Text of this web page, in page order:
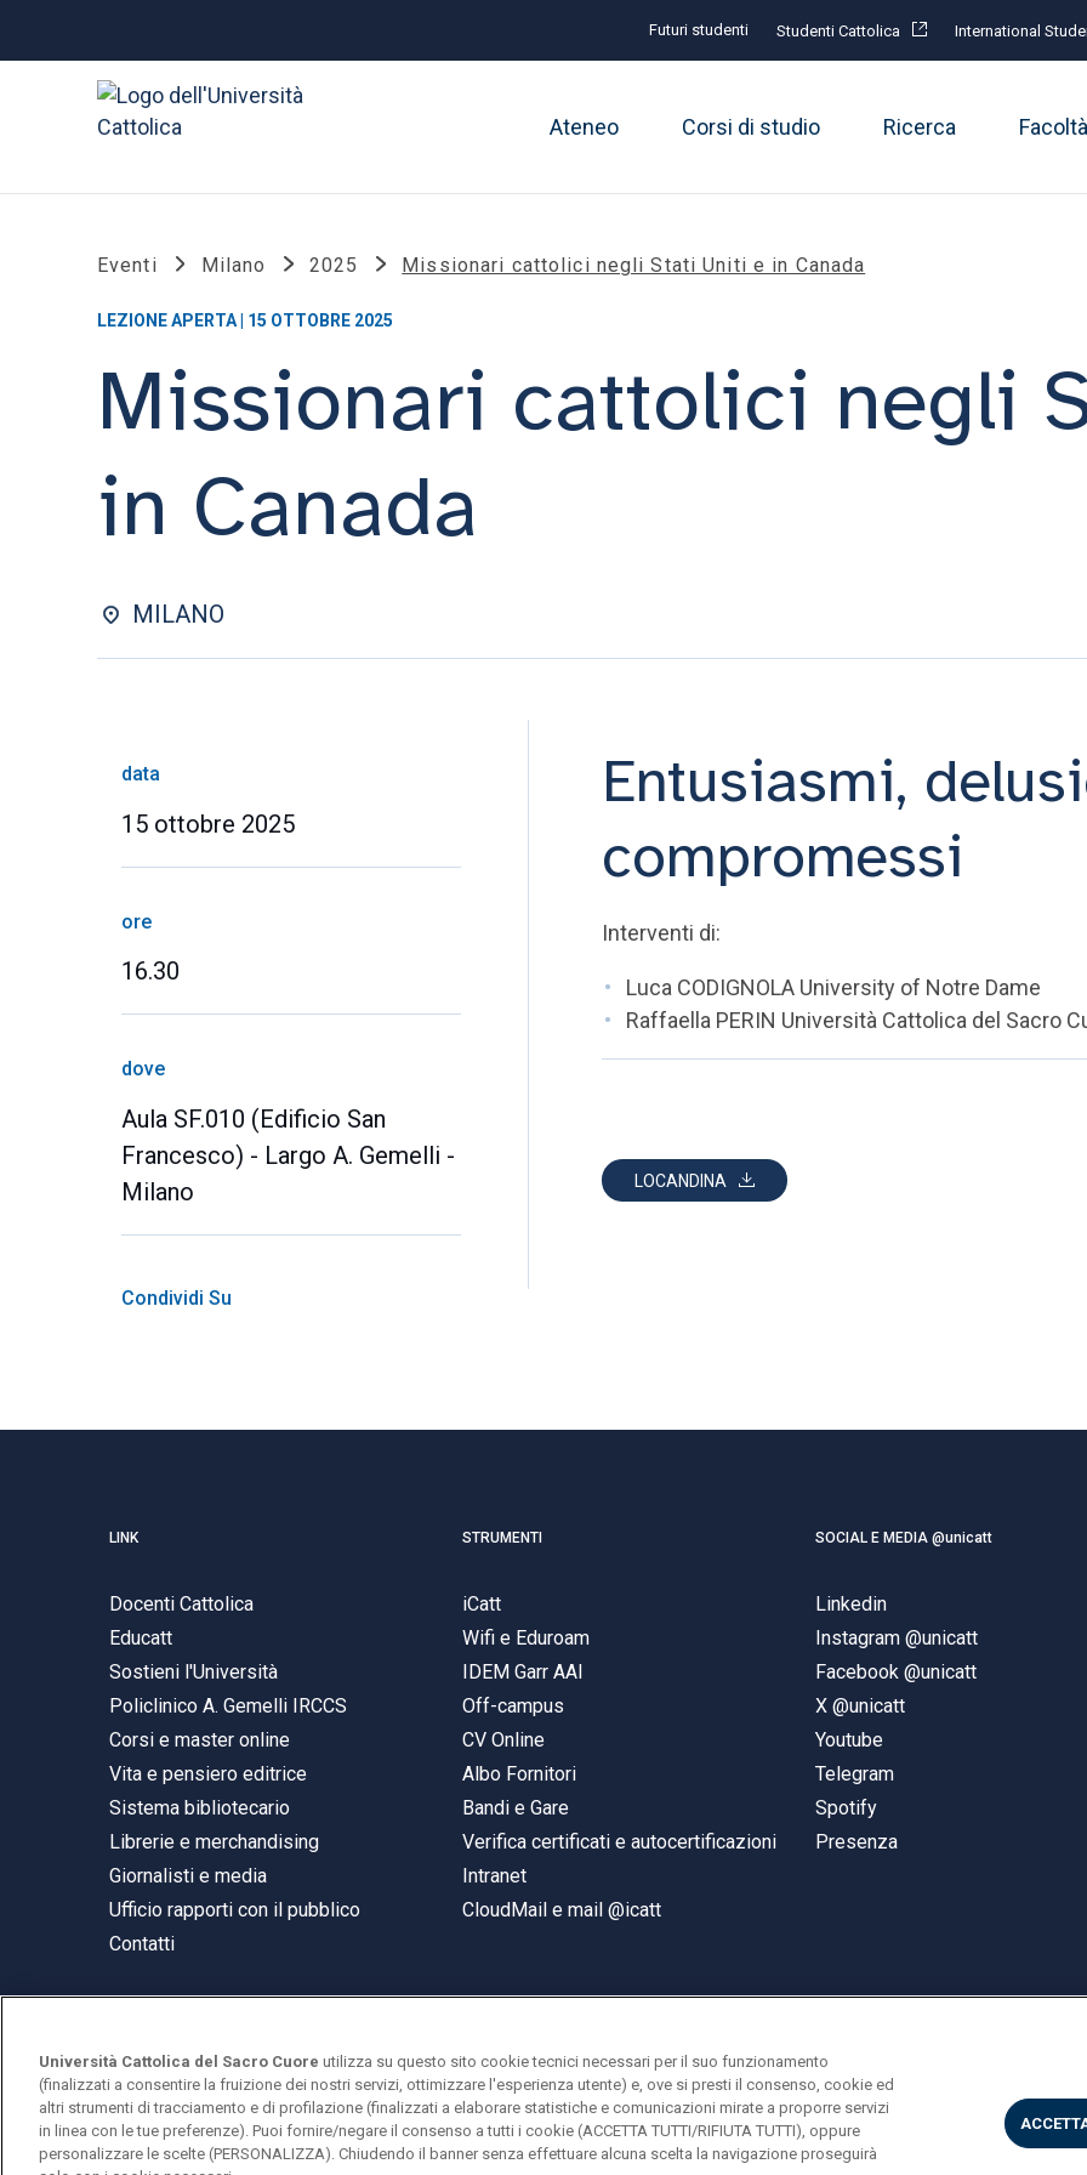
Futuri studenti Studenti Cattolica International
Ateneo Corsi di studio Ricerca
Eventi Milano 2025 Missionari cattolici negli Stati Uniti e in Canada
LEZIONE APERTA | 15 OTTOBRE 2025
Missionari cattolici negli
in Canada
MILANO
data
15 ottobre 2025
ore
16.30
dove
Aula SF.010 (Edificio San
Francesco) - Largo A. Gemelli -
Milano
Condividi Su
Entusiasmi,
compromessi
Interventi di:
Luca CODIGNOLA University of Notre Dame
Raffaella PERIN Università Cattolica del Sacro
LOCANDINA
LINK
Docenti Cattolica
Educatt
Sostieni l'Università
Policlinico A. Gemelli IRCCS
Corsi e master online
Vita e pensiero editrice
Sistema bibliotecario
Librerie e merchandising
Giornalisti e media
Ufficio rapporti con il pubblico
Contatti
STRUMENTI
iCatt
Wifi e Eduroam
IDEM Garr AAI
Off-campus
CV Online
Albo Fornitori
Bandi e Gare
Verifica certificati e autocertificazioni
Intranet
CloudMail e mail @icatt
SOCIAL E MEDIA @unicatt
Linkedin
Instagram @unicatt
Facebook @unicatt
X @unicatt
Youtube
Telegram
Spotify
Presenza
© Università Cattolica del Sacro Cuore
Largo A. Gemelli 1, 20123 Milano
PI 02133120150
Università Cattolica del Sacro Cuore utilizza su questo sito cookie tecnici necessari per il suo funzionamento
(finalizzati a consentire la fruizione dei nostri servizi, ottimizzare l'esperienza utente) e, ove si presti il consenso, cookie ed
altri strumenti di tracciamento e di profilazione (finalizzati a elaborare statistiche e comunicazioni mirate a proporre servizi
in linea con le tue preferenze). Puoi fornire/negare il consenso a tutti i cookie (ACCETTA TUTTI/RIFIUTA TUTTI), oppure
personalizzare le scelte (PERSONALIZZA). Chiudendo il banner senza effettuare alcuna scelta la navigazione proseguirà